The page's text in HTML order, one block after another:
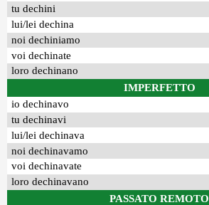
tu dechini
lui/lei dechina
noi dechiniamo
voi dechinate
loro dechinano
IMPERFETTO
io dechinavo
tu dechinavi
lui/lei dechinava
noi dechinavamo
voi dechinavate
loro dechinavano
PASSATO REMOTO